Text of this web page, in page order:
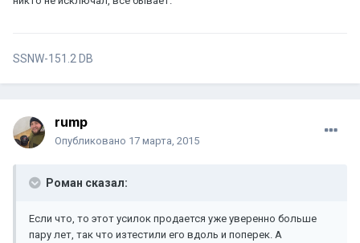
SSNW-151.2 DB
rump
Опубликовано 17 марта, 2015
Роман сказал:
Если что, то этот усилок продается уже уверенно больше
пару лет, так что изтестили его вдоль и поперек. А